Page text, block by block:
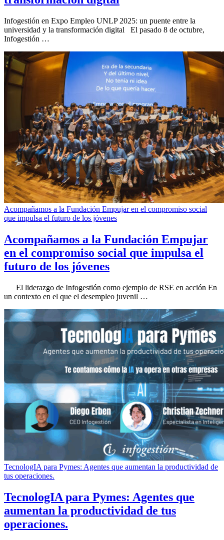
Infogestión en Expo Empleo UNLP 2025: un puente entre la
universidad y la transformación digital El pasado 8 de octubre,
Infogestión …
Acompañamos a la Fundación Empujar en el compromiso social
que impulsa el futuro de los jóvenes
Acompañamos a la Fundación Empujar
en el compromiso social que impulsa el
futuro de los jóvenes
El liderazgo de Infogestión como ejemplo de RSE en acción En
un contexto en el que el desempleo juvenil …
TecnologIA para Pymes: Agentes que aumentan la productividad de
tus operaciones.
TecnologIA para Pymes: Agentes que
aumentan la productividad de tus
operaciones.